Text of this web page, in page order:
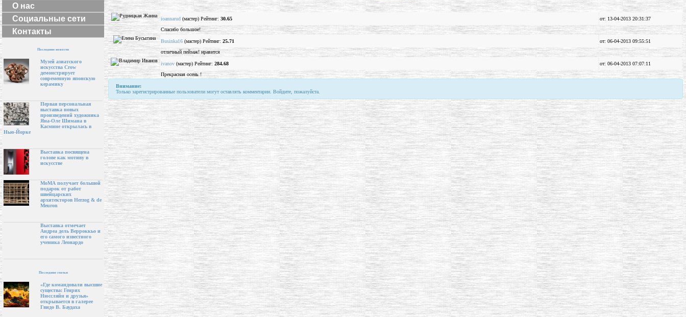
О нас
Социальные сети
Контакты
Последние новости
Музей азиатского
искусства Crow
демонстрирует
современную японскую
керамику
Первая персональная
выставка новых
произведений художника
Яна-Оле Шимана в
Касмине открылась в
Нью-Йорке
Выставка посвящена
голове как мотиву в
искусстве
МоМА получает большой
подарок от работ
швейцарских
архитекторов Herzog & de
Meuron
Выставка отмечает
Андреа дель Верроккьо и
его самого известного
ученика Леонардо
Последние статьи
«Где командовали высшие
существа: Генрих
Нюссляйн и друзья»
открывается в галерее
Гвидо В. Баудаха
ioannarud (мастер) Рейтинг: 30.65
от: 13-04-2013 20:31:37
Спасибо большое!
Businka16 (мастер) Рейтинг: 25.71
от: 06-04-2013 09:55:51
отличный пейзаж! нравится
ivanov (мастер) Рейтинг: 284.68
от: 06-04-2013 07:07:11
Прекрасная осень !
Внимание:
Только зарегистрированные пользователи могут оставлять комментарии. Войдите, пожалуйста.